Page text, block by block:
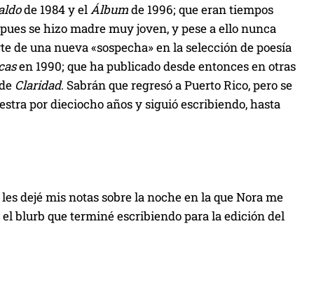
de 1984 y el Álbumde 1996; que eran tiempos
se hizo madre muy joven, y pese a ello nunca
de una nueva «sospecha» en la selección de poesía
en 1990; que ha publicado desde entonces en otras
Claridad. Sabrán que regresó a Puerto Rico, pero se
por dieciocho años y siguió escribiendo, hasta
dejé mis notas sobre la noche en la que Nora me
blurb que terminé escribiendo para la edición del